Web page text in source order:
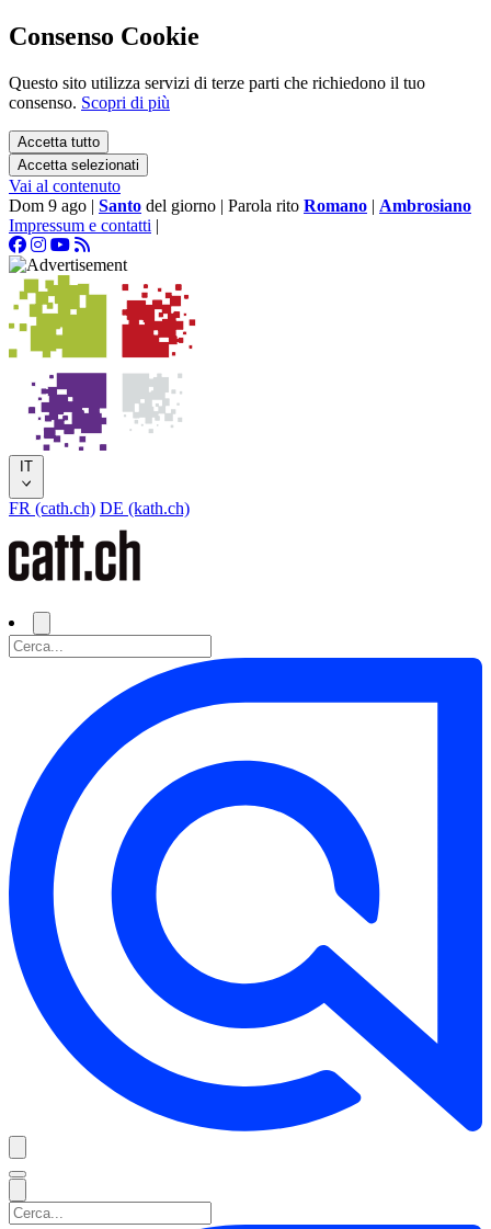
Consenso Cookie
Questo sito utilizza servizi di terze parti che richiedono il tuo
consenso. Scopri di più
Accetta tutto
Accetta selezionati
Vai al contenuto
Dom 9 ago | Santo del giorno | Parola rito Romano | Ambrosiano
Impressum e contatti |
IT
FR (cath.ch) DE (kath.ch)